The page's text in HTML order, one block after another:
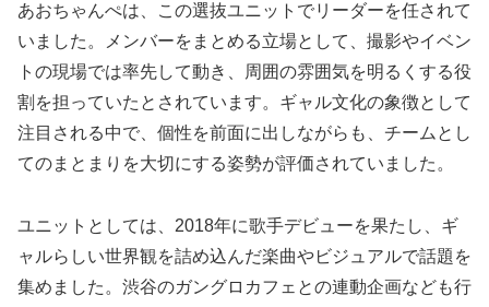
あおちゃんぺは、この選抜ユニットでリーダーを任されて
いました。メンバーをまとめる立場として、撮影やイベン
トの現場では率先して動き、周囲の雰囲気を明るくする役
割を担っていたとされています。ギャル文化の象徴として
注目される中で、個性を前面に出しながらも、チームとし
てのまとまりを大切にする姿勢が評価されていました。
ユニットとしては、2018年に歌手デビューを果たし、ギ
ャルらしい世界観を詰め込んだ楽曲やビジュアルで話題を
集めました。渋谷のガングロカフェとの連動企画なども行